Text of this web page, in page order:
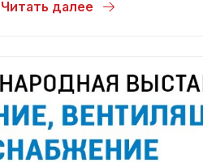
Читать далее